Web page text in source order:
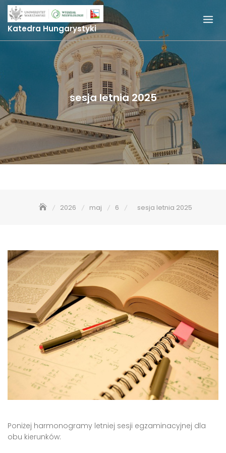
Skip
content
Katedra Hungarystyki
sesja letnia 2025
2026 maj 6 sesja letnia 2025
Poniżej harmonogramy letniej sesji egzaminacyjnej dla
obu kierunków: